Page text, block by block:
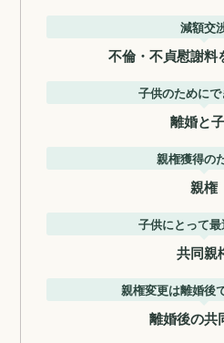
減額交
不倫・不貞慰謝料
子供のためにで
離婚と
親権獲得の
親権
子供にとって
共同親
親権変更は離婚後
離婚後の共